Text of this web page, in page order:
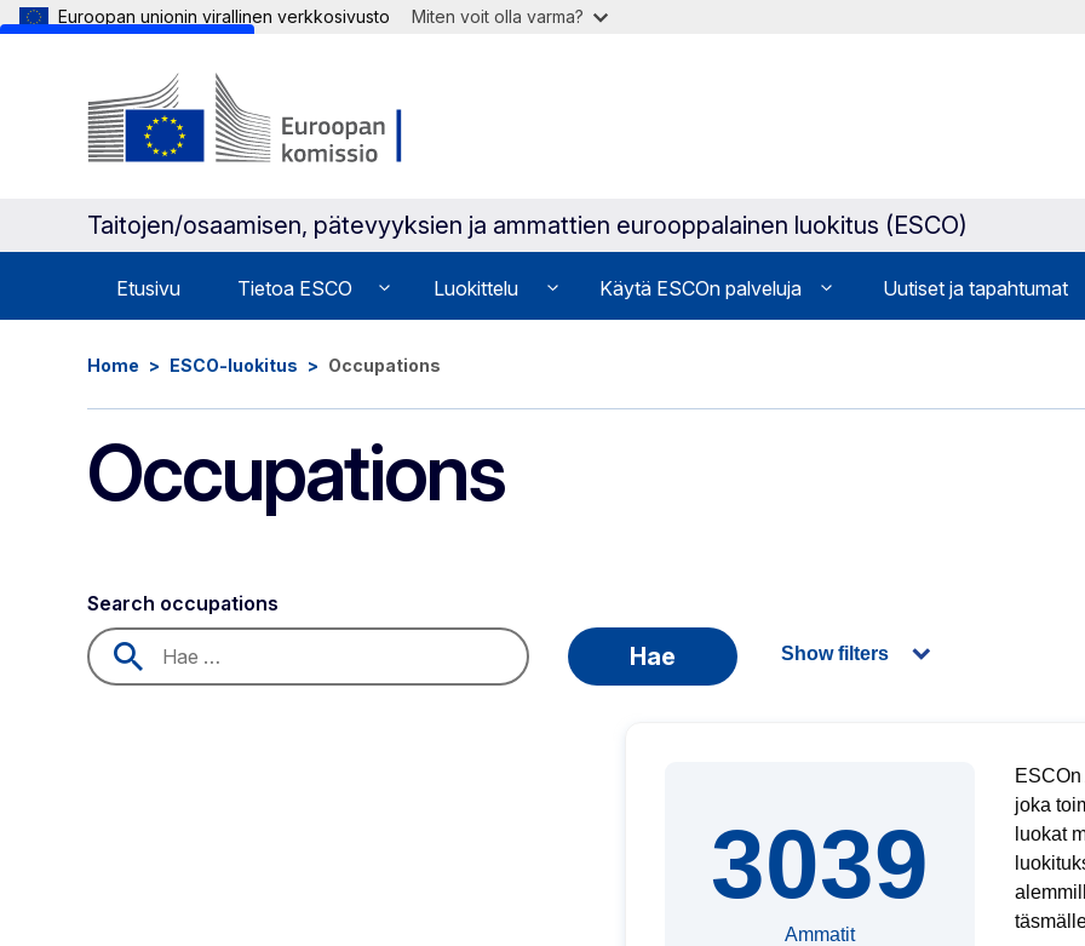
Euroopan unionin virallinen verkkosivusto Miten voit olla varma?
Taitojen/osaamisen, pätevyyksien ja ammattien eurooppalainen luokitus (ESCO)
Etusivu Tietoa ESCO Luokittelu Käytä ESCOn palveluja Uutiset ja tapahtumat
Home ESCO-luokitus Occupations
Occupations
Search occupations
Hae Show filters
3039
Ammatit
joka
luokat